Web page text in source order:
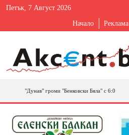
Петък, 7 Август 2026
Начало Реклама
"Дунав" громи "Бенковски Бяла" с 6:0